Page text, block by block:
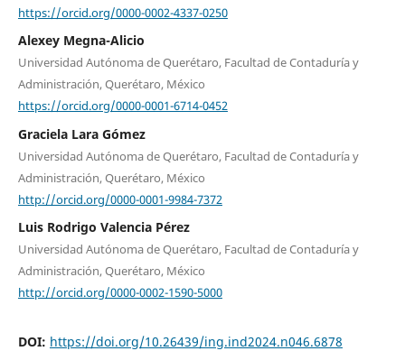
https://orcid.org/0000-0002-4337-0250
Alexey Megna-Alicio
Universidad Autónoma de Querétaro, Facultad de Contaduría y
Administración, Querétaro, México
https://orcid.org/0000-0001-6714-0452
Graciela Lara Gómez
Universidad Autónoma de Querétaro, Facultad de Contaduría y
Administración, Querétaro, México
http://orcid.org/0000-0001-9984-7372
Luis Rodrigo Valencia Pérez
Universidad Autónoma de Querétaro, Facultad de Contaduría y
Administración, Querétaro, México
http://orcid.org/0000-0002-1590-5000
DOI: https://doi.org/10.26439/ing.ind2024.n046.6878